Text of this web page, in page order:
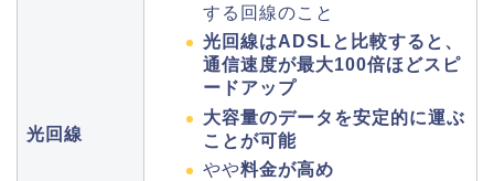
光回線
する回線のこと
光回線はADSLと比較すると、
通信速度が最大100倍ほどスピ
ードアップ
大容量のデータを安定的に運ぶ
ことが可能
やや料金が高め